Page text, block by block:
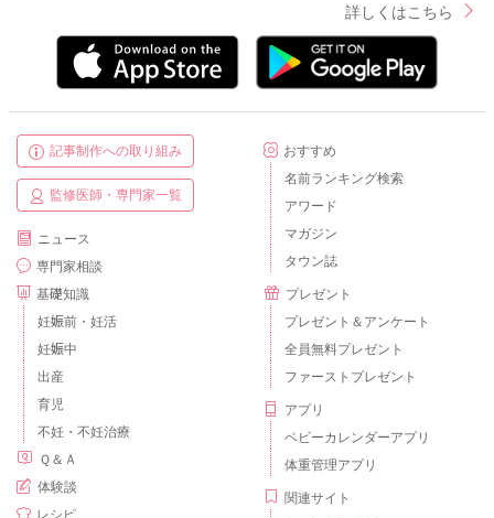
詳しくはこちら
記事制作への取り組み
監修医師・専門家一覧
ニュース
専門家相談
基礎知識
妊娠前・妊活
妊娠中
出産
育児
不妊・不妊治療
Ｑ＆Ａ
体験談
レシピ
おすすめ
名前ランキング検索
アワード
マガジン
タウン誌
プレゼント
プレゼント＆アンケート
全員無料プレゼント
ファーストプレゼント
アプリ
ベビーカレンダーアプリ
体重管理アプリ
関連サイト